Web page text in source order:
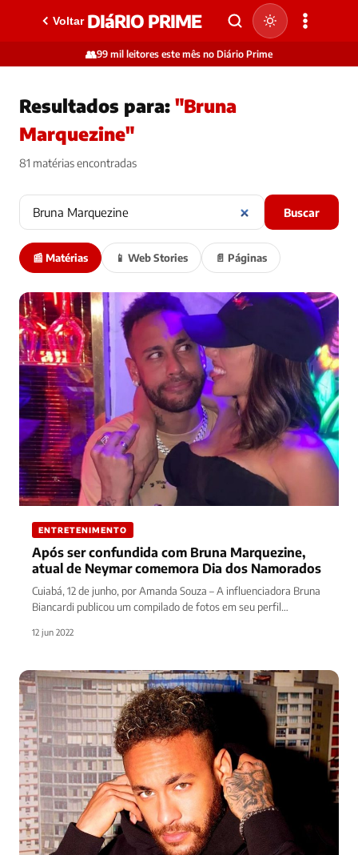
Voltar DIáRIO PRIME
👥99 mil leitores este mês no Diário Prime
Resultados para: "Bruna
Marquezine"
81 matérias encontradas
Buscar
📰 Matérias 📱 Web Stories 📄 Páginas
ENTRETENIMENTO
Após ser confundida com Bruna Marquezine,
atual de Neymar comemora Dia dos Namorados
Cuiabá, 12 de junho, por Amanda Souza – A influenciadora Bruna
Biancardi publicou um compilado de fotos em seu perfil…
12 jun 2022